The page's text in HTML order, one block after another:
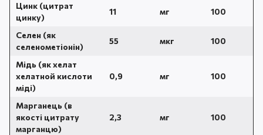
Цинк (цитрат
цинку)
11 мг 100
Селен (як
селенометіонін)
55 мкг 100
Мідь (як хелат
хелатной кислоти
міді)
0,9 мг 100
Марганець (в
якості цитрату
марганцю)
2,3 мг 100